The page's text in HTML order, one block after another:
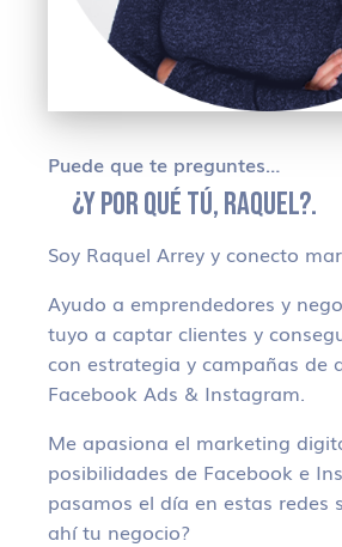
Puede que te preguntes…
¿Y POR QUÉ TÚ, RAQUEL?.
Soy Raquel Arrey y conecto
Ayudo a emprendedores y
tuyo a captar clientes y
con estrategia y campañas de
Facebook Ads & Instagram.
Me apasiona el marketing
posibilidades de Facebook e
pasamos el día en estas redes
ahí tu negocio?